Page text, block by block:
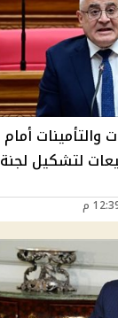
أمام
لتشكيل لجنة